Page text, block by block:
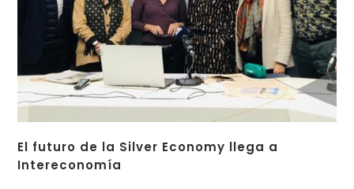
El futuro de la Silver Economy llega a
Intereconomía